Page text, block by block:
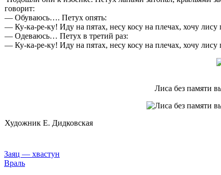
говорит:
— Обуваюсь…. Петух опять:
— Ку-ка-ре-ку! Иду на пятах, несу косу на плечах, хочу
— Одеваюсь… Петух в третий раз:
— Ку-ка-ре-ку! Иду на пятах, несу косу на плечах, хочу
Лиса без памяти
Художник Е. Дидковская
Заяц — хвастун
Враль